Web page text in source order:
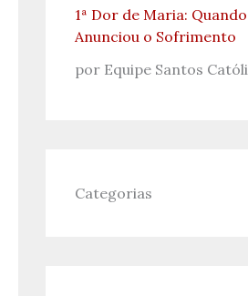
1ª Dor de Maria:
Anunciou o Sofrimento
por Equipe Santos
Categorias